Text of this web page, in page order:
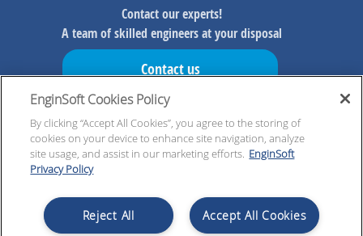
Contact our experts!
A team of skilled engineers at your disposal
Contact us
Don't miss our initiatives!
Preview information on our initiatives, exclusive resources and
updates!
EnginSoft Cookies Policy
By clicking “Accept All Cookies”, you agree to the storing of
cookies on your device to enhance site navigation, analyze
site usage, and assist in our marketing efforts. EnginSoft
Privacy Policy
Accept All Cookies
Reject All